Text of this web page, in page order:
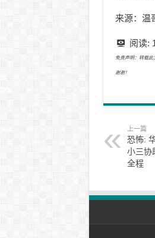
来源：温
阅读:
免责声明：转载此
谢谢！
上一篇
恐怖:
小三协
全程